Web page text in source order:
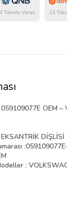
OEM
DİŞLİSİ
:
: